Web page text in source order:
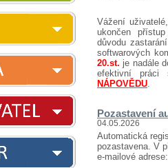
Vážení
ukončen
důvodu
softwarových
20.st. je nadále
efektivní práci
NÁPOVĚDU.
Pozastavení
04.05.2026
Automatická
pozastavena. V
e-mailové